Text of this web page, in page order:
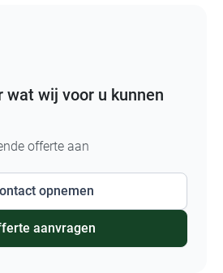
wat wij voor u kunnen
offerte aan
opnemen
aanvragen